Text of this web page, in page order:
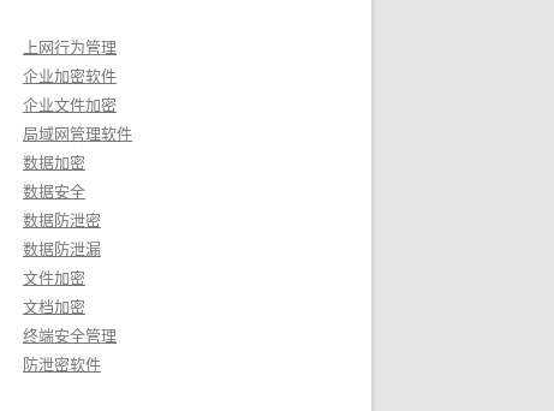
上网行为管理
企业加密软件
企业文件加密
局域网管理软件
数据加密
数据安全
数据防泄密
数据防泄漏
文件加密
文档加密
终端安全管理
防泄密软件